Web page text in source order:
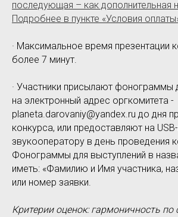
последующая – как дополнительная
Подробнее в пункте «Условия
· Максимальное время презентации
более 7 минут.
· Участники присылают фонограммы
на электронный адрес оргкомитета -
planeta.darovaniy@yandex.ru до дня
конкурса, или предоставляют на
звукооператору в день проведения
Фонограммы для выступлений в
иметь: «Фамилию и Имя участника,
или номер заявки.
Критерии оценок: гармоничность по